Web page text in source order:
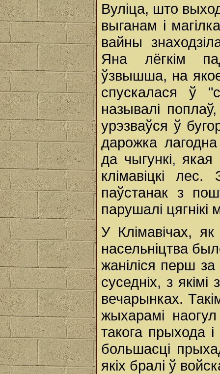
Вуліца, што
выганам і
вайны
Яна лёгкім
ўзвышша, на
спускалася ў
называлі
урэзваўся ў
дарожка
да чыгункі,
клімавіцкі
паўстанак з
парушалі
У Клімавічах,
насельніцтва
жаніліся перш
суседніх, з
вечарынках.
жыхарамі
такога прыхода
большасці
якіх бралі ў